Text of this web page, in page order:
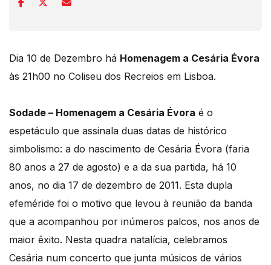
Dia 10 de Dezembro há Homenagem a Cesária Évora
às 21h00 no Coliseu dos Recreios em Lisboa.
Sodade – Homenagem a Cesária Évora é o
espetáculo que assinala duas datas de histórico
simbolismo: a do nascimento de Cesária Évora (faria
80 anos a 27 de agosto) e a da sua partida, há 10
anos, no dia 17 de dezembro de 2011. Esta dupla
efeméride foi o motivo que levou à reunião da banda
que a acompanhou por inúmeros palcos, nos anos de
maior êxito. Nesta quadra natalícia, celebramos
Cesária num concerto que junta músicos de vários